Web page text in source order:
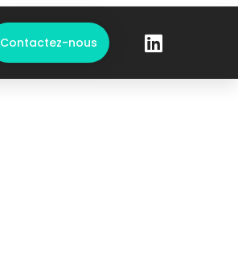
Contactez-nous